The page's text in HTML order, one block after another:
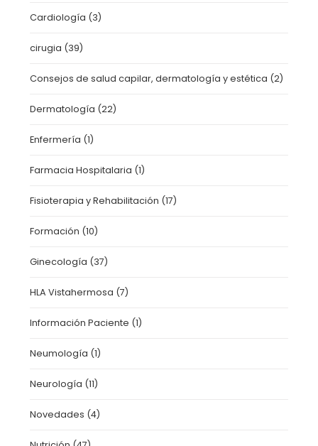
Cardiología (3)
cirugia (39)
Consejos de salud capilar, dermatología y estética (2)
Dermatología (22)
Enfermería (1)
Farmacia Hospitalaria (1)
Fisioterapia y Rehabilitación (17)
Formación (10)
Ginecología (37)
HLA Vistahermosa (7)
Información Paciente (1)
Neumología (1)
Neurología (11)
Novedades (4)